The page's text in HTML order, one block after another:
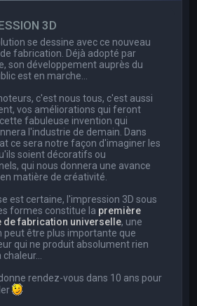
3D
se dessine avec ce nouveau
fabrication. Déjà adopté par
son développement auprès du
est en marche…
c'est nous tous, c'est aussi
vos améliorations qui feront
fabuleuse invention qui
l'industrie de demain. Dans
ce sera notre façon d'imaginer les
soient décoratifs ou
qui nous donnera une avance
matière de créativité.
est certaine, l'impression 3D sous
formes constitue la première
de fabrication universelle, une
peut être plus importante que
qui ne produit absolument rien
rendez-vous dans 10 ans pour